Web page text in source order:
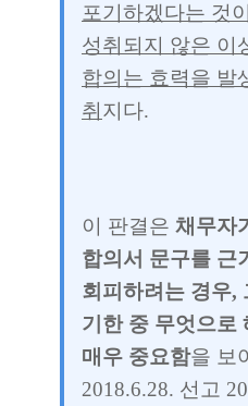
포기하겠다는 것
성취되지 않은 이
합의는 효력을 발
취 지다.
이 판결은 채무자
합의서 문구를 근
회피하려는 경우,
기한 중 무엇으로
매우 중요함을 보
2018.6.28. 선고